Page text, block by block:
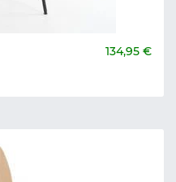
134,95 €